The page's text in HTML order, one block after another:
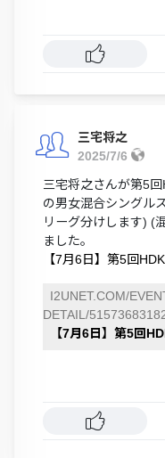
三宅将之
2025/7/6
三宅将之さんが第5
の男女混合シングル
リーグ分けします) (
ました。
【7月6日】第5回
I2UNET.COM/
DETAIL/
【7月6日】第5回